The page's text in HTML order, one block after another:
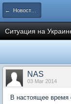
← Новости рынка недвижимости
Ситуация на
NAS
03 Mar 2014
В настоящее время